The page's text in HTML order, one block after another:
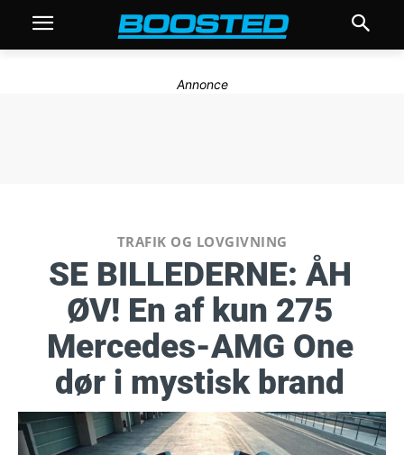
Annonce
TRAFIK OG LOVGIVNING
SE BILLEDERNE: ÅH
ØV! En af kun 275
Mercedes-AMG One
dør i mystisk brand